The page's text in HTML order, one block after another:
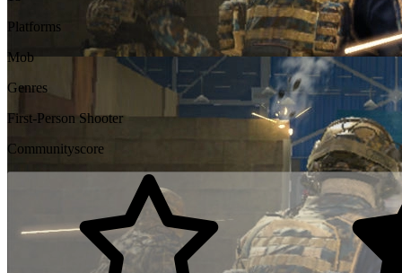
Platforms
Mob
Genres
First-Person Shooter
Communityscore